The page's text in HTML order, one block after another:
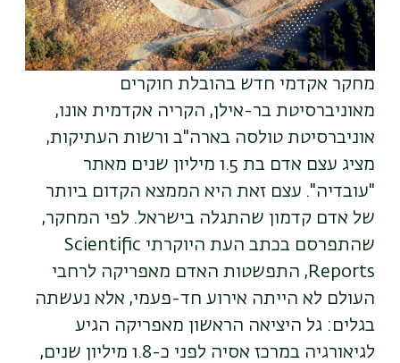
מחקר אקדמי חדש בהובלת חוקרים
מאוניברסיטת בר-אילן, הקריה אקדמית אונו,
אוניברסיטת טולסה בארה"ב ורשות העתיקות,
מציג עצם אדם בת 1.5 מיליון שנים מאתר
"עובדיה". עצם זאת היא הממצא הקדום ביותר
של אדם קדמון שהתגלה בישראל. לפי המחקר,
שהתפרסם בכתב העת היוקרתי Scientific
Reports, התפשטות האדם מאפריקה לרחבי
העולם לא הייתה אירוע חד-פעמי, אלא נעשתה
בגלים: גל היציאה הראשון מאפריקה הגיע
לגיאורגיה במרכז אסיה לפני כ-1.8 מיליון שנים,